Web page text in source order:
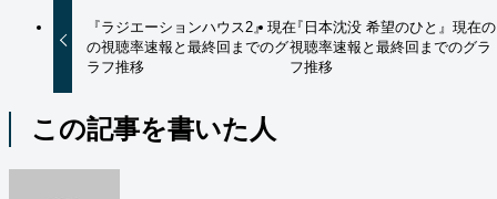
『ラジエーションハウス2』現在
の視聴率速報と最終回までのグ
ラフ推移
『日本沈没 希望のひと』現在の
視聴率速報と最終回までのグラ
フ推移
この記事を書いた人